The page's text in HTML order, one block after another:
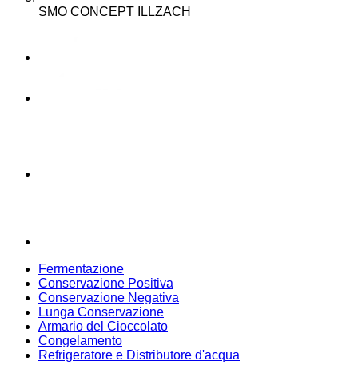
SMO CONCEPT ILLZACH
Fermentazione
Conservazione Positiva
Conservazione Negativa
Lunga Conservazione
Armario del Cioccolato
Congelamento
Refrigeratore e Distributore d'acqua